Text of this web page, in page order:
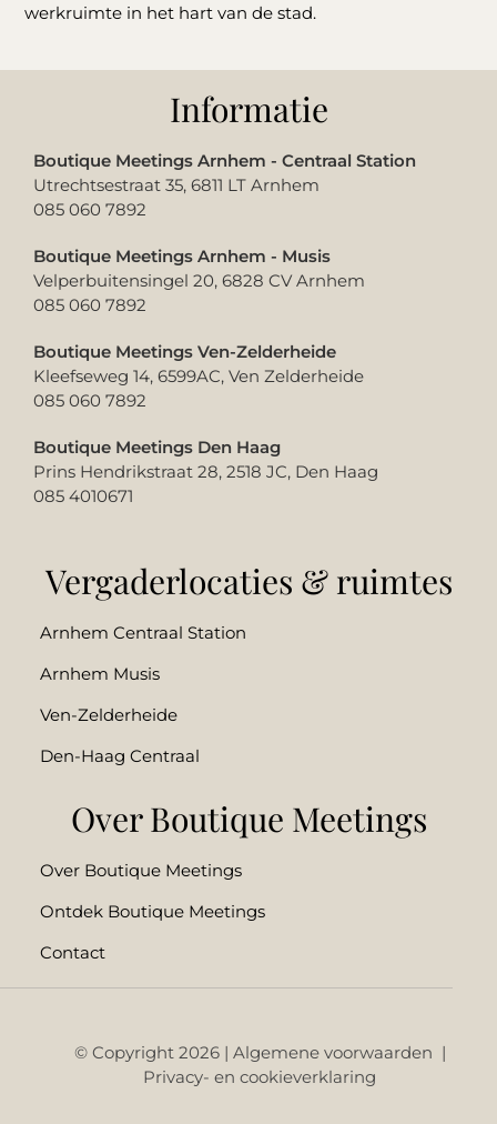
werkruimte in het hart van de stad.
Informatie
Boutique Meetings Arnhem - Centraal Station
Utrechtsestraat 35, 6811 LT Arnhem
085 060 7892
Boutique Meetings Arnhem - Musis
Velperbuitensingel 20, 6828 CV Arnhem
085 060 7892
Boutique Meetings Ven-Zelderheide
Kleefseweg 14, 6599AC, Ven Zelderheide
085 060 7892
Boutique Meetings Den Haag
Prins Hendrikstraat 28, 2518 JC, Den Haag
085 4010671
Vergaderlocaties & ruimtes
Arnhem Centraal Station
Arnhem Musis
Ven-Zelderheide
Den-Haag Centraal
Over Boutique Meetings
Over Boutique Meetings
Ontdek Boutique Meetings
Contact
© Copyright 2026 | Algemene voorwaarden |
Privacy- en cookieverklaring